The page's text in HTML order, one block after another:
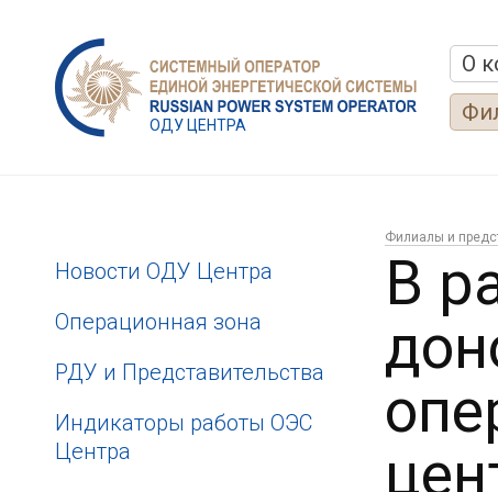
ОДУ ЦЕНТРА
О
Новости ОДУ Центра
Операционная зона
РДУ и Представительства
Индикаторы работы ОЭС
Центра
Филиалы и
В